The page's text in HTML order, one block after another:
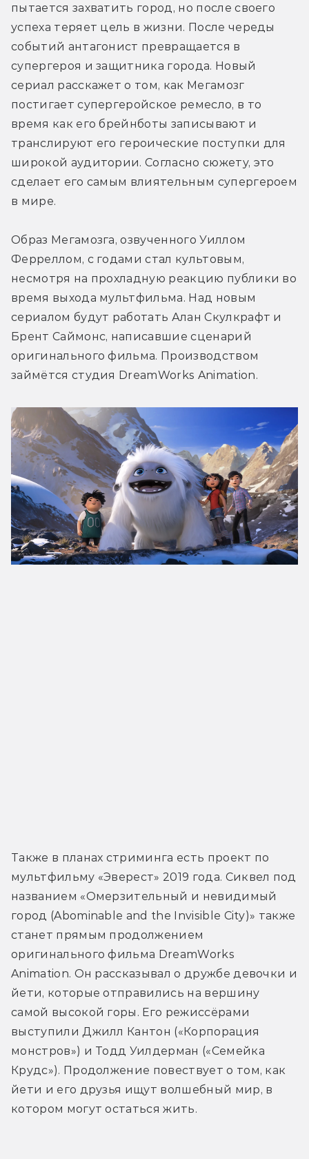
пытается захватить город, но после своего
успеха теряет цель в жизни. После череды
событий антагонист превращается в
супергероя и защитника города. Новый
сериал расскажет о том, как Мегамозг
постигает супергеройское ремесло, в то
время как его брейнботы записывают и
транслируют его героические поступки для
широкой аудитории. Согласно сюжету, это
сделает его самым влиятельным супергероем
в мире.
Образ Мегамозга, озвученного Уиллом
Ферреллом, с годами стал культовым,
несмотря на прохладную реакцию публики во
время выхода мультфильма. Над новым
сериалом будут работать Алан Скулкрафт и
Брент Саймонс, написавшие сценарий
оригинального фильма. Производством
займётся студия DreamWorks Animation.
Также в планах стриминга есть проект по
мультфильму «Эверест» 2019 года. Сиквел под
названием «Омерзительный и невидимый
город (Abominable and the Invisible City)» также
станет прямым продолжением
оригинального фильма DreamWorks
Animation. Он рассказывал о дружбе девочки и
йети, которые отправились на вершину
самой высокой горы. Его режиссёрами
выступили Джилл Кантон («Корпорация
монстров») и Тодд Уилдерман («Семейка
Крудс»). Продолжение повествует о том, как
йети и его друзья ищут волшебный мир, в
котором могут остаться жить.